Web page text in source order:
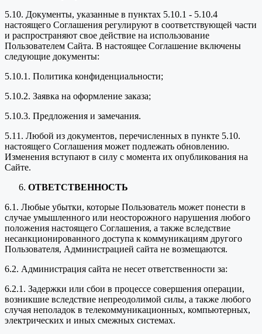
5.10. Документы, указанные в пунктах 5.10.1 - 5.10.4
настоящего Соглашения регулируют в соответствующей части
и распространяют свое действие на использование
Пользователем Сайта. В настоящее Соглашение включены
следующие документы:
5.10.1. Политика конфиденциальности;
5.10.2. Заявка на оформление заказа;
5.10.3. Предложения и замечания.
5.11. Любой из документов, перечисленных в пункте 5.10.
настоящего Соглашения может подлежать обновлению.
Изменения вступают в силу с момента их опубликования на
Сайте.
ОТВЕТСТВЕННОСТЬ
6.1. Любые убытки, которые Пользователь может понести в
случае умышленного или неосторожного нарушения любого
положения настоящего Соглашения, а также вследствие
несанкционированного доступа к коммуникациям другого
Пользователя, Администрацией сайта не возмещаются.
6.2. Администрация сайта не несет ответственности за:
6.2.1. Задержки или сбои в процессе совершения операции,
возникшие вследствие непреодолимой силы, а также любого
случая неполадок в телекоммуникационных, компьютерных,
электрических и иных смежных системах.